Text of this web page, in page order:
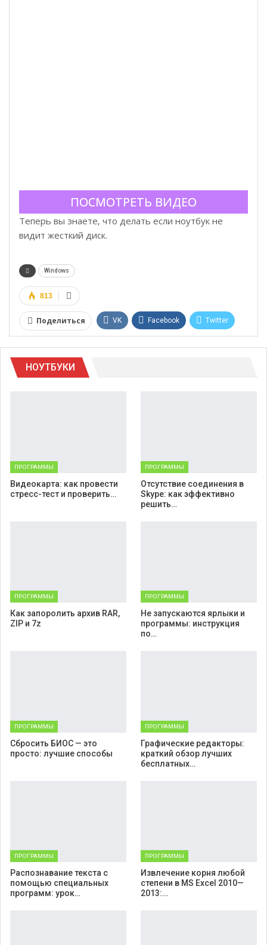
ПОСМОТРЕТЬ ВИДЕО
Теперь вы знаете, что делать если ноутбук не
видит жесткий диск.
Windows
813
Поделиться VK Facebook Twitter
Telegram
НОУТБУКИ
ПРОГРАММЫ
Видеокарта: как провести
стресс-тест и проверить…
ПРОГРАММЫ
Отсутствие соединения в
Skype: как эффективно
решить…
ПРОГРАММЫ
Как запоролить архив RAR,
ZIP и 7z
ПРОГРАММЫ
Не запускаются ярлыки и
программы: инструкция
по…
ПРОГРАММЫ
Cбросить БИОС — это
просто: лучшие способы
ПРОГРАММЫ
Графические редакторы:
краткий обзор лучших
бесплатных…
ПРОГРАММЫ
Распознавание текста с
помощью специальных
программ: урок…
ПРОГРАММЫ
Извлечение корня любой
степени в MS Excel 2010—
2013:…